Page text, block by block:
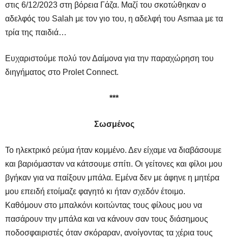
στις 6/12/2023 στη βόρεια Γάζα. Μαζί του σκοτώθηκαν ο
αδελφός του Salah με τον γιο του, η αδελφή του Asmaa με τα
τρία της παιδιά…
Ευχαριστούμε πολύ τον Δαίμονα για την παραχώρηση του
διηγήματος στο Prolet Connect.
***
Σωσμένος
Το ηλεκτρικό ρεύμα ήταν κομμένο. Δεν είχαμε να διαβάσουμε
και βαριόμασταν να κάτσουμε σπίτι. Οι γείτονες και φίλοι μου
βγήκαν για να παίξουν μπάλα. Εμένα δεν με άφηνε η μητέρα
μου επειδή ετοίμαζε φαγητό κι ήταν σχεδόν έτοιμο.
Καθόμουν στο μπαλκόνι κοιτώντας τους φίλους μου να
πασάρουν την μπάλα και να κάνουν σαν τους διάσημους
ποδοσφαιριστές όταν σκόραραν, ανοίγοντας τα χέρια τους